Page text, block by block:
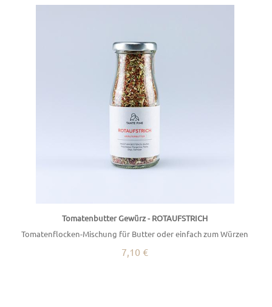
Tomatenbutter Gewürz - ROTAUFSTRICH
Tomatenflocken-Mischung für Butter oder einfach zum Würzen
7,10 €